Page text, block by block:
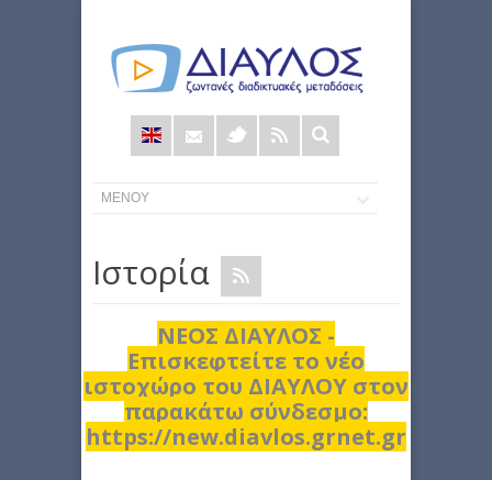
Φόρμα
αναζήτησης
Ιστορία
ΝΕΟΣ ΔΙΑΥΛΟΣ -
Επισκεφτείτε το νέο
ιστοχώρο του ΔΙΑΥΛΟΥ στον
παρακάτω σύνδεσμο:
https://new.diavlos.grnet.gr